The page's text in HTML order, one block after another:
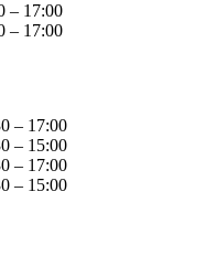
– 17:00
– 17:00
– 17:00
– 15:00
– 17:00
– 15:00